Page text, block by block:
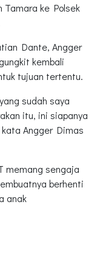
Tamara ke Polsek
Dante, Angger
kembali
tujuan tertentu.
sudah saya
itu, ini siapanya
Angger Dimas
memang sengaja
berhenti
anak